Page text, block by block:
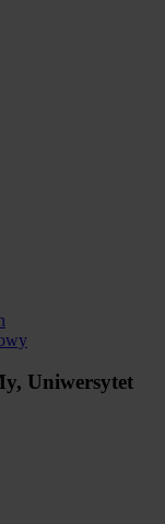
Uniwersytet